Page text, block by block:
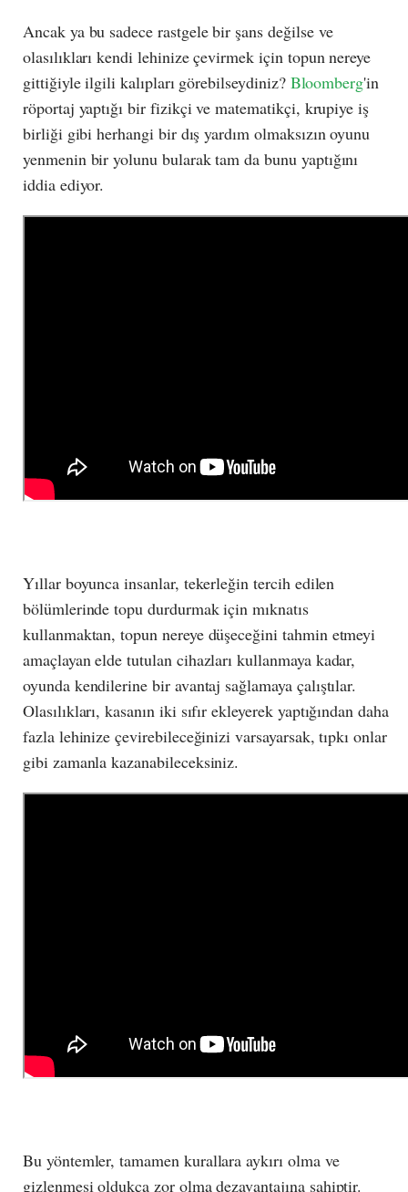
Ancak ya bu sadece rastgele bir şans değilse ve
olasılıkları kendi lehinize çevirmek için topun nereye
gittiğiyle ilgili kalıpları görebilseydiniz? Bloomberg'in
röportaj yaptığı bir fizikçi ve matematikçi, krupiye iş
birliği gibi herhangi bir dış yardım olmaksızın oyunu
yenmenin bir yolunu bularak tam da bunu yaptığını
iddia ediyor.
Yıllar boyunca insanlar, tekerleğin tercih edilen
bölümlerinde topu durdurmak için mıknatıs
kullanmaktan, topun nereye düşeceğini tahmin etmeyi
amaçlayan elde tutulan cihazları kullanmaya kadar,
oyunda kendilerine bir avantaj sağlamaya çalıştılar.
Olasılıkları, kasanın iki sıfır ekleyerek yaptığından daha
fazla lehinize çevirebileceğinizi varsayarsak, tıpkı onlar
gibi zamanla kazanabileceksiniz.
Bu yöntemler, tamamen kurallara aykırı olma ve
gizlenmesi oldukça zor olma dezavantajına sahiptir.